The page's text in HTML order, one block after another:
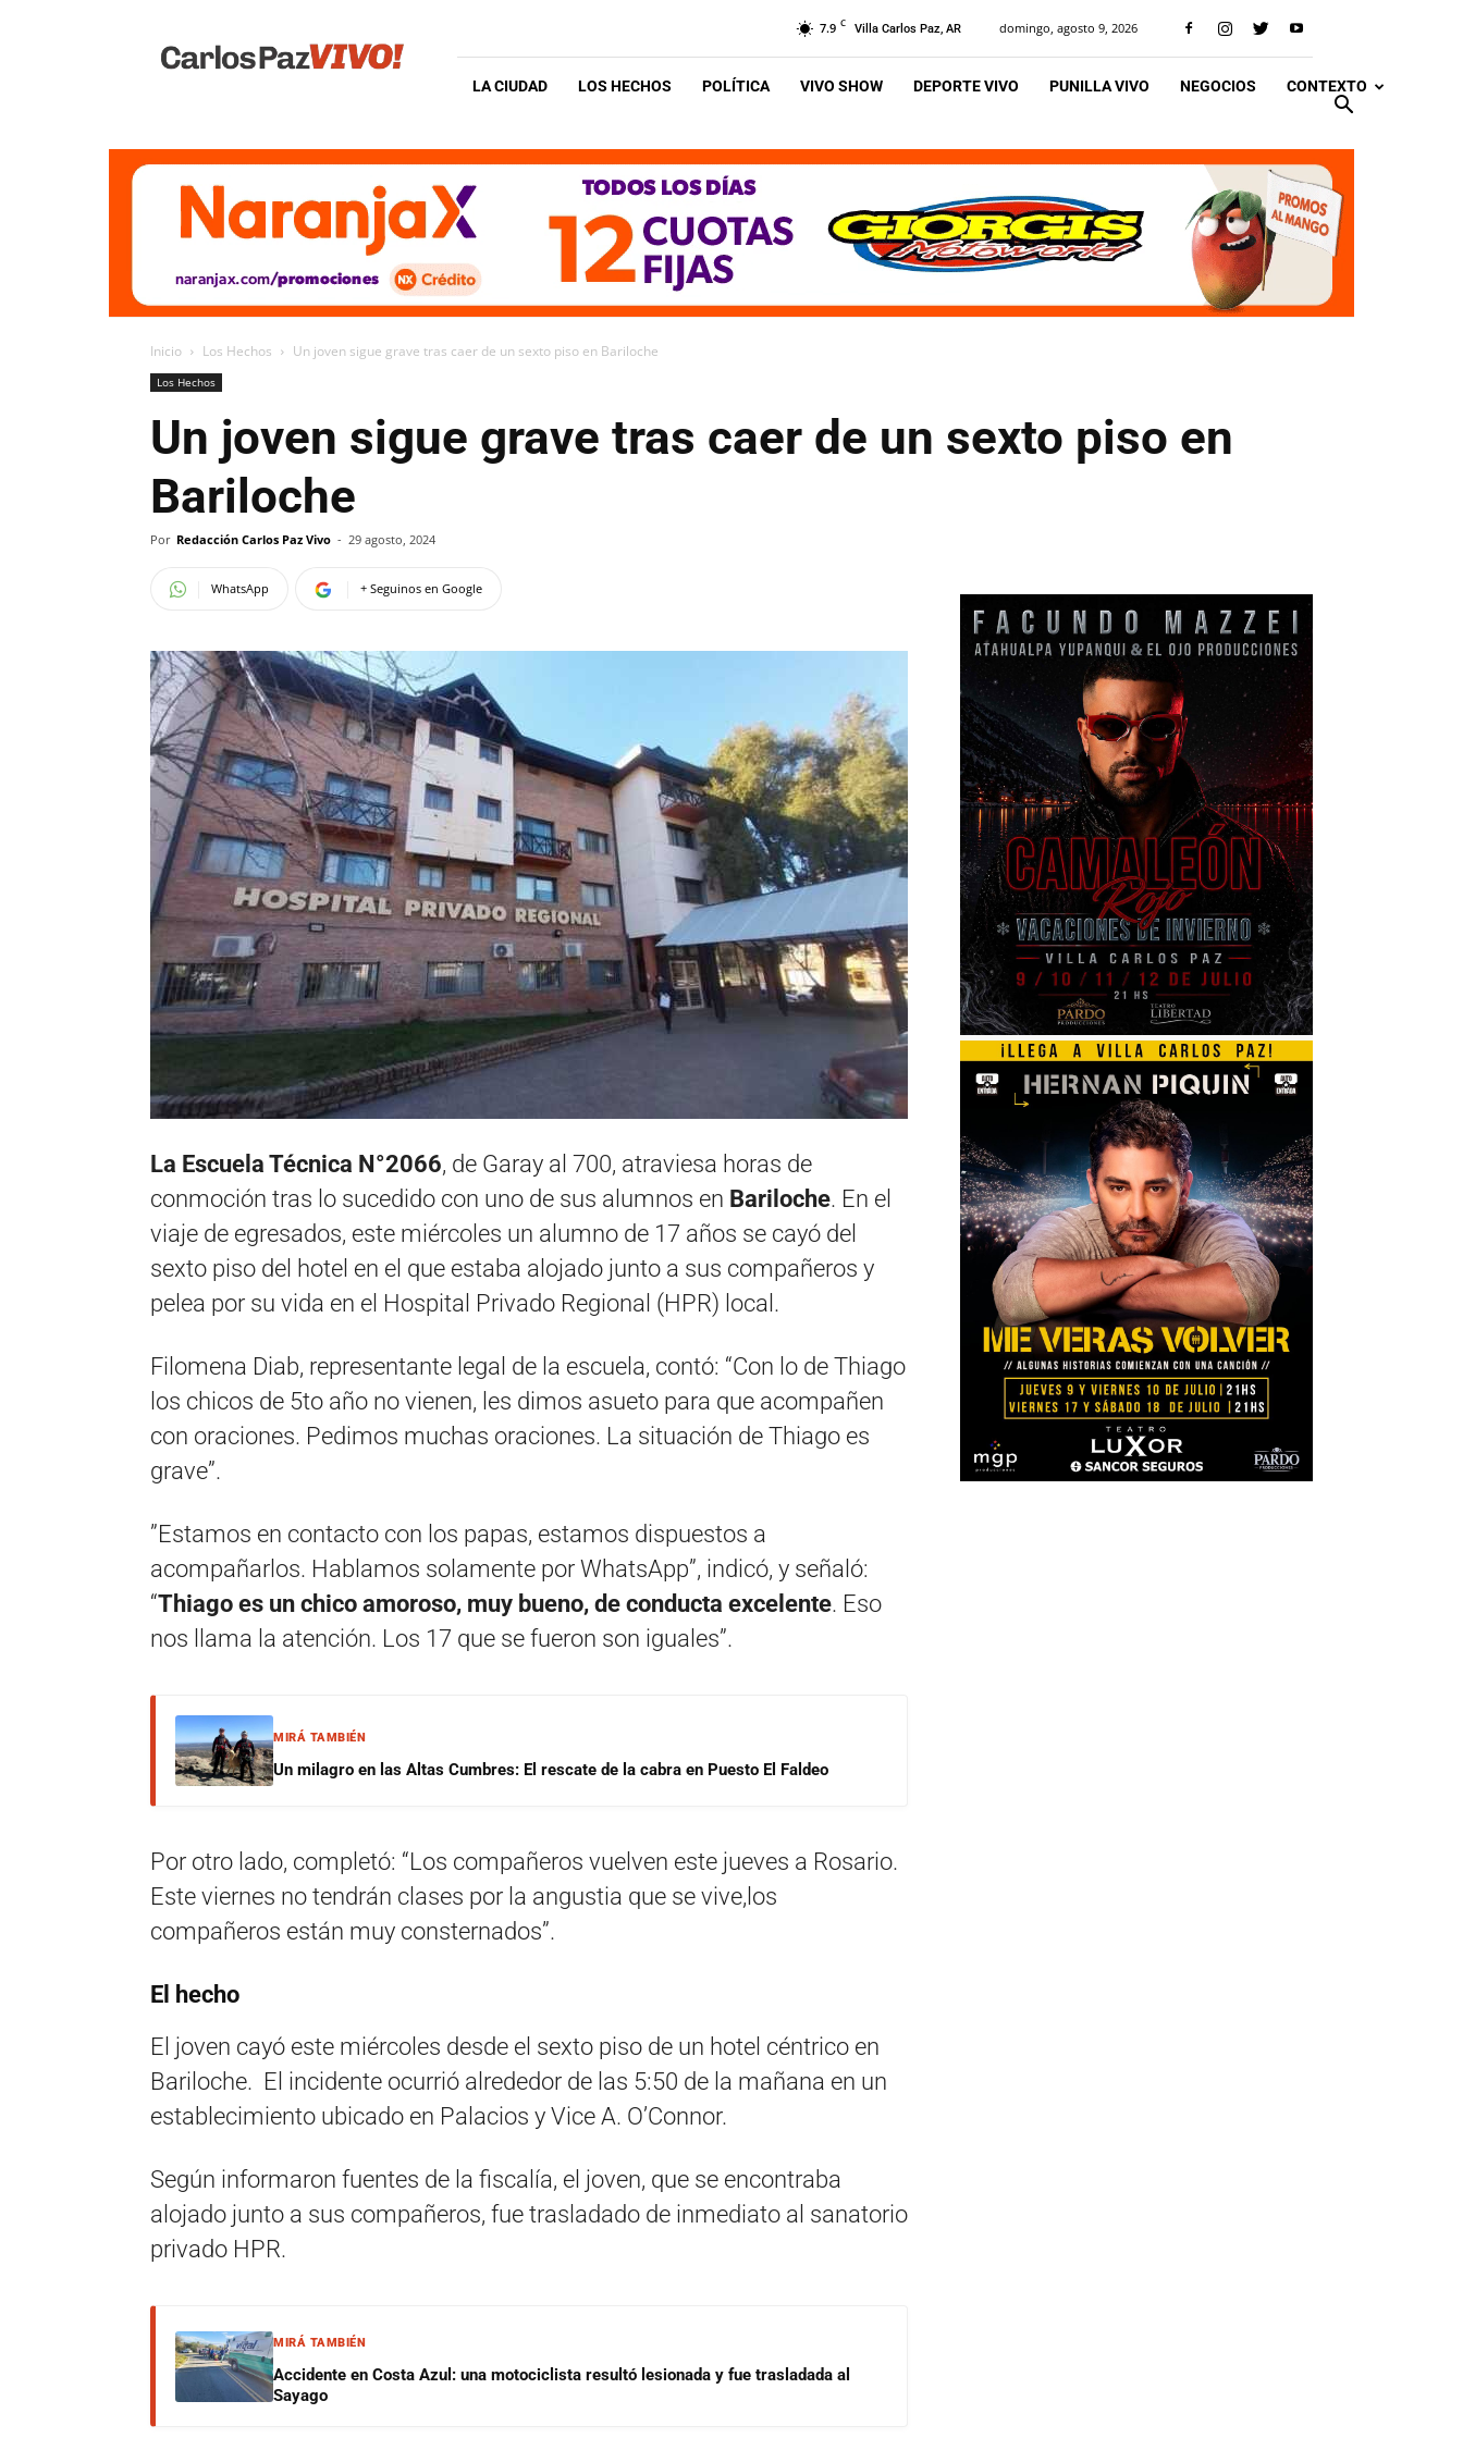
Vivo
7.9 C Villa Carlos Paz, AR domingo, agosto 9, 2026
LA CIUDAD LOS HECHOS POLÍTICA VIVO SHOW DEPORTE VIVO PUNILLA VIVO NEGOCIOS CONTEXTO
Inicio Los Hechos Un joven sigue grave tras caer de un sexto piso en Bariloche
Los Hechos
Un joven sigue grave tras caer de un sexto piso en
Bariloche
Por Redacción Carlos Paz Vivo - 29 agosto, 2024
WhatsApp + Seguinos en Google
La Escuela Técnica N°2066, de Garay al 700, atraviesa horas de
conmoción tras lo sucedido con uno de sus alumnos en Bariloche. En el
viaje de egresados, este miércoles un alumno de 17 años se cayó del
sexto piso del hotel en el que estaba alojado junto a sus compañeros y
pelea por su vida en el Hospital Privado Regional (HPR) local.
Filomena Diab, representante legal de la escuela, contó: “Con lo de Thiago
los chicos de 5to año no vienen, les dimos asueto para que acompañen
con oraciones. Pedimos muchas oraciones. La situación de Thiago es
grave”.
”Estamos en contacto con los papas, estamos dispuestos a
acompañarlos. Hablamos solamente por WhatsApp”, indicó, y señaló:
“Thiago es un chico amoroso, muy bueno, de conducta excelente. Eso
nos llama la atención. Los 17 que se fueron son iguales”.
MIRÁ TAMBIÉN
Un milagro en las Altas Cumbres: El rescate de la cabra en Puesto El Faldeo
Por otro lado, completó: “Los compañeros vuelven este jueves a Rosario.
Este viernes no tendrán clases por la angustia que se vive,los
compañeros están muy consternados”.
El hecho
El joven cayó este miércoles desde el sexto piso de un hotel céntrico en
Bariloche. El incidente ocurrió alrededor de las 5:50 de la mañana en un
establecimiento ubicado en Palacios y Vice A. O’Connor.
Según informaron fuentes de la fiscalía, el joven, que se encontraba
alojado junto a sus compañeros, fue trasladado de inmediato al sanatorio
privado HPR.
MIRÁ TAMBIÉN
Accidente en Costa Azul: una motociclista resultó lesionada y fue trasladada al
Sayago